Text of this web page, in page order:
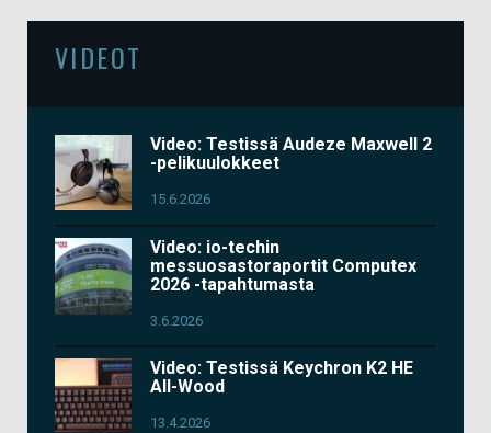
VIDEOT
Video: Testissä Audeze Maxwell 2
-pelikuulokkeet
15.6.2026
Video: io-techin
messuosastoraportit Computex
2026 -tapahtumasta
3.6.2026
Video: Testissä Keychron K2 HE
All-Wood
13.4.2026